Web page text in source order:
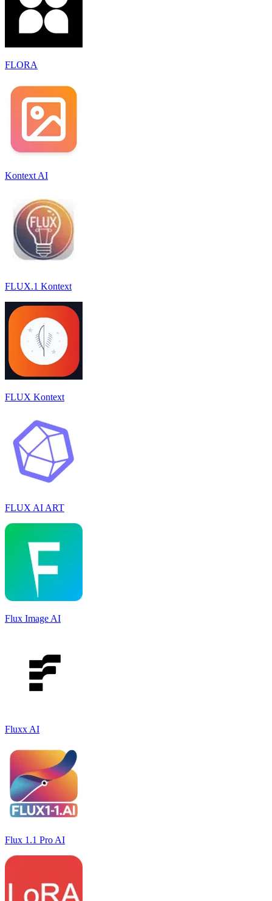
FLORA
Kontext AI
FLUX.1 Kontext
FLUX Kontext
FLUX AI ART
Flux Image AI
Fluxx AI
Flux 1.1 Pro AI